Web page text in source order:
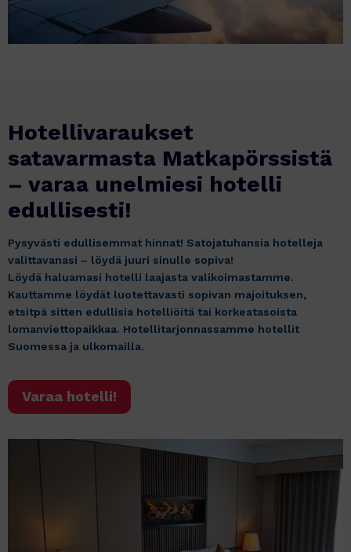
Hotellivaraukset
satavarmasta Matkapörssistä
– varaa unelmiesi hotelli
edullisesti!
Pysyvästi edullisemmat hinnat! Satojatuhansia hotelleja
valittavanasi – löydä juuri sinulle sopiva!
Löydä haluamasi hotelli laajasta valikoimastamme.
Kauttamme löydät luotettavasti sopivan majoituksen,
etsitpä sitten edullisia hotelliöitä tai korkeatasoista
lomanviettopaikkaa. Hotellitarjonnassamme hotellit
Suomessa ja ulkomailla.
Varaa hotelli!